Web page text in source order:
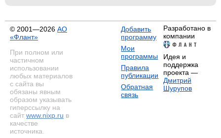
© 2001—2026 АО
«Флант»
При полном или
частичном
использовании
любых материалов
с сайта вы
обязаны явным
образом указывать
гиперссылку на
сайт www.nixp.ru в
качестве
источника.
Добавить
программу
Мои
программы
Правила
публикации
Обратная
связь
Разработано в
компании
Идея и
поддержка
проекта —
Дмитрий
Шурупов